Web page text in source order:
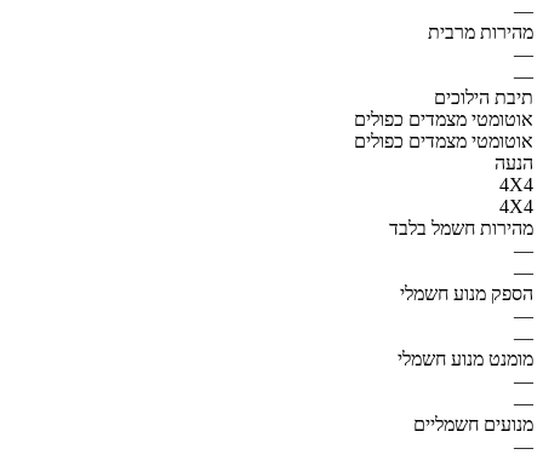
—
מהירות מרבית
—
—
תיבת הילוכים
אוטומטי מצמדים כפולים
אוטומטי מצמדים כפולים
הנעה
4X4
4X4
מהירות חשמל בלבד
—
—
הספק מנוע חשמלי
—
—
מומנט מנוע חשמלי
—
—
מנועים חשמליים
—